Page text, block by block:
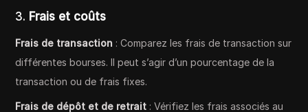
3. Frais et coûts
Frais de transaction : Comparez les frais de transaction sur
différentes bourses. Il peut s’agir d’un pourcentage de la
transaction ou de frais fixes.
Frais de dépôt et de retrait : Vérifiez les frais associés au